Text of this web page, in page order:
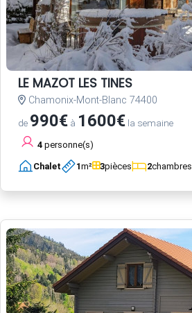
LE MAZOT LES TINES
Chamonix-Mont-Blanc 74400
de 990€ à 1600€ la semaine
4 personne(s)
Chalet 1m² 3pièces 2chambres